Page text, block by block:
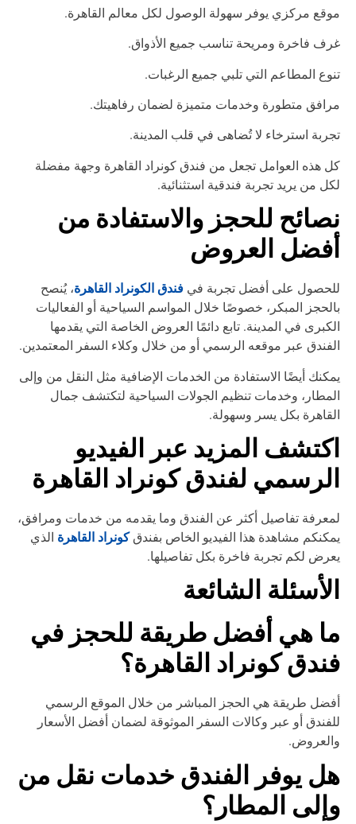
مركزي يوفر سهولة الوصول لكل معالم القاهرة.
فاخرة ومريحة تناسب جميع الأذواق.
المطاعم التي تلبي جميع الرغبات.
متطورة وخدمات متميزة لضمان رفاهيتك.
استرخاء لا تُضاهى في قلب المدينة.
هذه العوامل تجعل من فندق كونراد القاهرة وجهة مفضلة
من يريد تجربة فندقية استثنائية.
للحجز والاستفادة من
العروض
على أفضل تجربة فيفندق الكونراد القاهرة، يُنصح
المبكر، خصوصًا خلال المواسم السياحية أو الفعاليات
في المدينة. تابع دائمًا العروض الخاصة التي يقدمها
عبر موقعه الرسمي أو من خلال وكلاء السفر المعتمدين.
أيضًا الاستفادة من الخدمات الإضافية مثل النقل من وإلى
وخدمات تنظيم الجولات السياحية لتكتشف جمال
بكل يسر وسهولة.
المزيد عبر الفيديو
لفندق كونراد القاهرة
تفاصيل أكثر عن الفندق وما يقدمه من خدمات ومرافق،
مشاهدة هذا الفيديو الخاص بفندقكونراد القاهرةالذي
لكم تجربة فاخرة بكل تفاصيلها.
الشائعة
هي أفضل طريقة للحجز في
كونراد القاهرة؟
طريقة هي الحجز المباشر من خلال الموقع الرسمي
أو عبر وكالات السفر الموثوقة لضمان أفضل الأسعار
يوفر الفندق خدمات نقل من
المطار؟